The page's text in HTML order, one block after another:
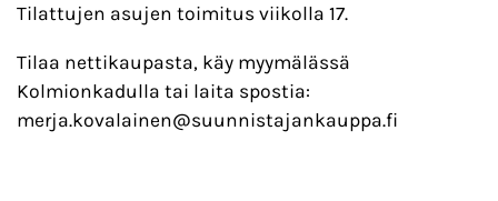
Tilattujen asujen toimitus viikolla 17.
Tilaa nettikaupasta, käy myymälässä
Kolmionkadulla tai laita spostia:
merja.kovalainen@suunnistajankauppa.fi